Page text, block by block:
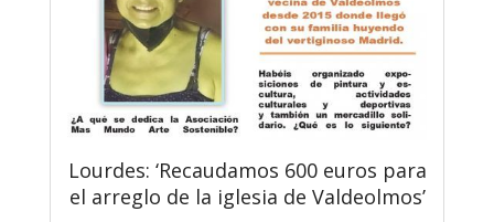
Lourdes: ‘Recaudamos 600 euros para
el arreglo de la iglesia de Valdeolmos’